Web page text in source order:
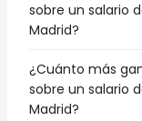
sobre un salario
Madrid?
¿Cuánto más
sobre un salario
Madrid?